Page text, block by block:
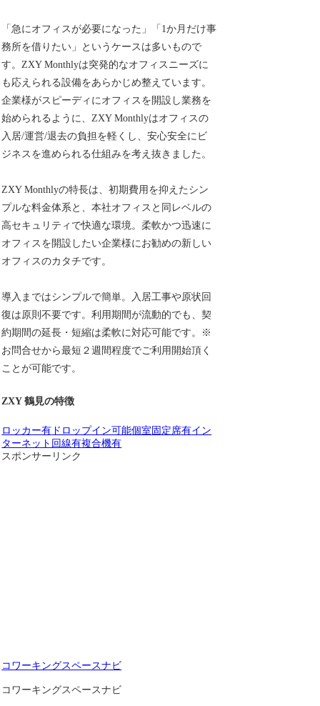
「急にオフィスが必要になった」「1か月だけ事
務所を借りたい」というケースは多いもので
す。ZXY Monthlyは突発的なオフィスニーズに
も応えられる設備をあらかじめ整えています。
企業様がスピーディにオフィスを開設し業務を
始められるように、ZXY Monthlyはオフィスの
入居/運営/退去の負担を軽くし、安心安全にビ
ジネスを進められる仕組みを考え抜きました。
ZXY Monthlyの特長は、初期費用を抑えたシン
プルな料金体系と、本社オフィスと同レベルの
高セキュリティで快適な環境。柔軟かつ迅速に
オフィスを開設したい企業様にお勧めの新しい
オフィスのカタチです。
導入まではシンプルで簡単。入居工事や原状回
復は原則不要です。利用期間が流動的でも、契
約期間の延長・短縮は柔軟に対応可能です。※
お問合せから最短２週間程度でご利用開始頂く
ことが可能です。
ZXY 鶴見の特徴
ロッカー有 ドロップイン可能個室 固定席有イン
ターネット回線有複合機有
スポンサーリンク
コワーキングスペースナビ
コワーキングスペースナビ